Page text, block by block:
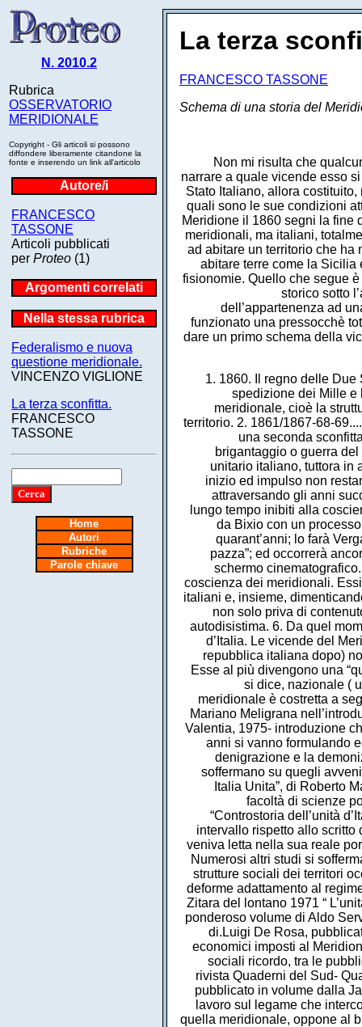
N. 2010.2
Rubrica
OSSERVATORIO
MERIDIONALE
Copyright - Gli articoli si possono
diffondere liberamente citandone la
fonte e inserendo un link all'articolo
Autore/i
FRANCESCO
TASSONE
Articoli pubblicati
per Proteo (1)
Argomenti correlati
Nella stessa rubrica
Federalismo e nuova
questione meridionale.
VINCENZO VIGLIONE
La terza sconfitta.
FRANCESCO
TASSONE
Home
Autori
Rubriche
Parole chiave
La terza
FRANCESCO TASSONE
Schema di una storia del
Non mi risulta che
narrare a quale vicende esso
Stato Italiano, allora
quali sono le sue condizioni
Meridione il 1860 segni la fine
meridionali, ma italiani,
ad abitare un territorio che ha
abitare terre come la Sicilia
fisionomie. Quello che segue
storico sotto
dell’appartenenza ad
funzionato una pressocchè
dare un primo schema della
1. 1860. Il regno delle
spedizione dei Mille e
meridionale, cioè la
territorio. 2. 1861/1867-68-
una seconda
brigantaggio o guerra
unitario italiano, tuttora in
inizio ed impulso non
attraversando gli anni
lungo tempo inibiti alla
da Bixio con un
quarant’anni; lo farà
pazza”; ed occorrerà
schermo
coscienza dei meridionali.
italiani e, insieme,
non solo priva di
autodisistima. 6. Da quel
d’Italia. Le vicende del
repubblica italiana dopo)
Esse al più divengono una
si dice, nazionale (
meridionale è costretta a
Mariano Meligrana
Valentia, 1975- introduzione
anni si vanno formulando
denigrazione e la
soffermano su quegli
Italia Unita”, di Roberto
facoltà di scienze
“Controstoria dell’unità
intervallo rispetto allo scritto
veniva letta nella sua reale
Numerosi altri studi si
strutture sociali dei territori
deforme adattamento al
Zitara del lontano 1971 “
ponderoso volume di Aldo
di.Luigi De Rosa,
economici imposti al
sociali ricordo, tra le
rivista Quaderni del Sud-
pubblicato in volume dalla
lavoro sul legame che
quella meridionale, oppone al